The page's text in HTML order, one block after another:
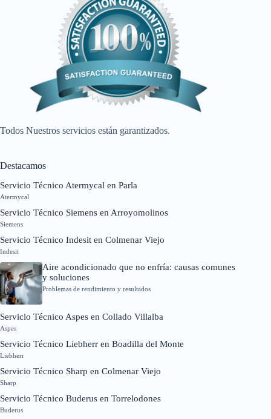
Todos Nuestros servicios están garantizados.
Destacamos
Servicio Técnico Atermycal en Parla
Atermycal
Servicio Técnico Siemens en Arroyomolinos
Siemens
Servicio Técnico Indesit en Colmenar Viejo
Indesit
Aire acondicionado que no enfría: causas comunes
y soluciones
Problemas de rendimiento y resultados
Servicio Técnico Aspes en Collado Villalba
Aspes
Servicio Técnico Liebherr en Boadilla del Monte
Liebherr
Servicio Técnico Sharp en Colmenar Viejo
Sharp
Servicio Técnico Buderus en Torrelodones
Buderus